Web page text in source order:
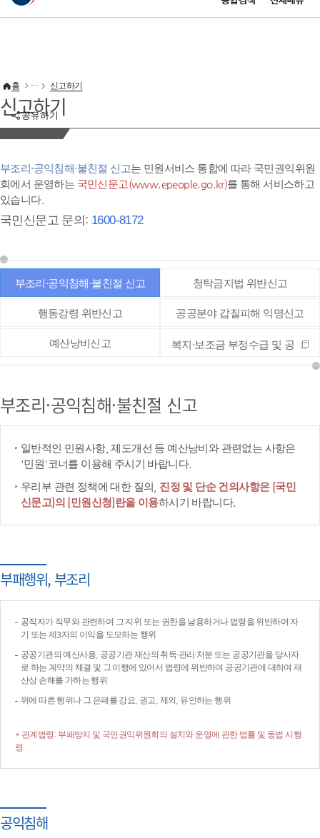
이 누리집은 대한민국 공식 전자정부 누리집입니다.
공유하기
홈 신고하기
신고하기
부조리·공익침해·불친절 신고는 민원서비스 통합에 따라 국민권익위원
회에서 운영하는 국민신문고(www.epeople.go.kr)를 통해 서비스하고
있습니다.
국민신문고 문의: 1600-8172
부조리·공익침해·불친절 신고 청탁금지법 위반신고
행동강령 위반신고 공공분야 갑질피해 익명신고
예산낭비신고 복지·보조금 부정수급 및 공
부조리·공익침해·불친절 신고
일반적인 민원사항, 제도개선 등 예산낭비와 관련없는 사항은
'민원'코너를 이용해 주시기 바랍니다.
우리부 관련 정책에 대한 질의, 진정 및 단순 건의사항은 [국민
신문고]의 [민원신청]란을 이용하시기 바랍니다.
부패행위, 부조리
공직자가 직무와 관련하여 그 지위 또는 권한을 남용하거나 법령을 위반하여 자
기 또는 제3자의 이익을 도모하는 행위
공공기관의 예산사용, 공공기관 재산의 취득·관리·처분 또는 공공기관을 당사자
로 하는 계약의 체결 및 그 이행에 있어서 법령에 위반하여 공공기관에 대하여 재
산상 손해를 가하는 행위
위에 따른 행위나 그 은폐를 강요, 권고, 제의, 유인하는 행위
* 관계법령: 부패방지 및 국민권익위원회의 설치와 운영에 관한 법률 및 동법 시행
령
공익침해